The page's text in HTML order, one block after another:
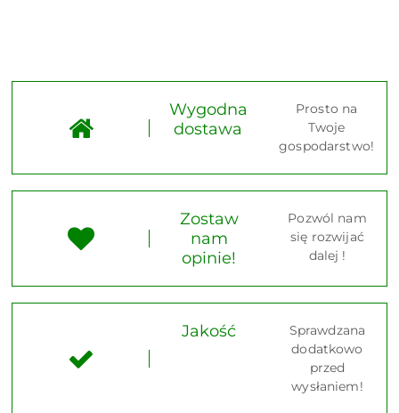
Wygodna
dostawa
Prosto na
Twoje
gospodarstwo!
Zostaw
nam
opinie!
Pozwól nam
się rozwijać
dalej !
Jakość
Sprawdzana
dodatkowo
przed
wysłaniem!